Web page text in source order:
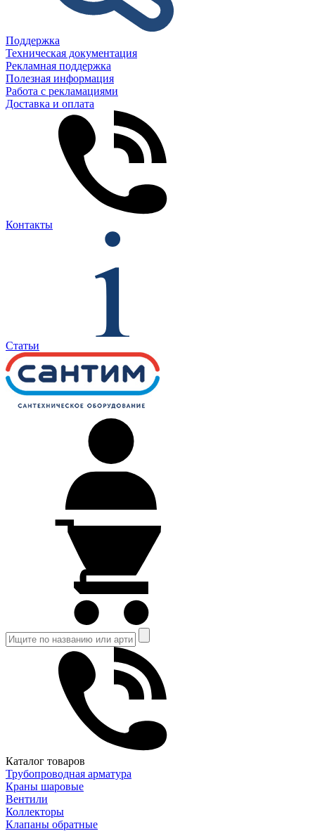
Поддержка
Техническая документация
Рекламная поддержка
Полезная информация
Работа с рекламациями
Доставка и оплата
Контакты
Статьи
Каталог товаров
Трубопроводная арматура
Краны шаровые
Вентили
Коллекторы
Клапаны обратные